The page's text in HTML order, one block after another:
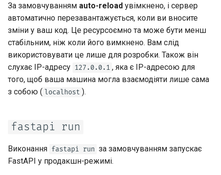
За замовчуванням auto-reload увімкнено, і сервер
автоматично перезавантажується, коли ви вносите
зміни у ваш код. Це ресурсоємно та може бути менш
стабільним, ніж коли його вимкнено. Вам слід
використовувати це лише для розробки. Також він
слухає IP-адресу 127.0.0.1 , яка є IP-адресою для
того, щоб ваша машина могла взаємодіяти лише сама
з собою ( localhost ).
fastapi run
Виконання fastapi run за замовчуванням запускає
FastAPI у продакшн-режимі.